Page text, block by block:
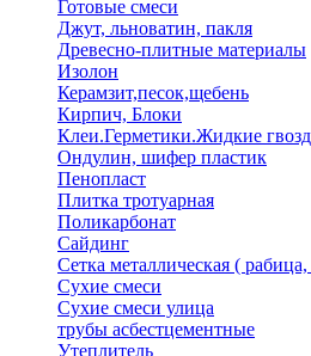
Готовые смеси
Джут, льноватин, пакля
Древесно-плитные материалы
Изолон
Керамзит,песок,щебень
Кирпич, Блоки
Клеи.Герметики.Жидкие
Ондулин, шифер пластик
Пенопласт
Плитка тротуарная
Поликарбонат
Сайдинг
Сетка металлическая ( рабица,
Сухие смеси
Сухие смеси улица
трубы асбестцементные
Утеплитель